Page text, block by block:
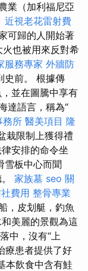
業（加利福尼亞
近視老花雷射費
可歸的人開始著
也被用來反對希
服務專家 外牆防
史前。 根據傳
並在圖騰中享有
達語言，稱為“
務所 醫美項目 隆
栽限制上獲得禮
安排的命令坐
雪板中心而聞
家族墓 seo 關
費用 整骨專業
，皮划艇，釣魚
美麗的景觀為這
中，沒有“上
療患者提供了好
本飲食中含有鮭